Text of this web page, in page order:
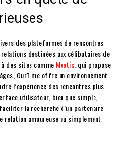
des plateformes de rencontres
destinées aux célibataires de
des sites comme Meetic, qui propose
OurTime offre un environnement
l’expérience des rencontres plus
utilisateur, bien que simple,
la recherche d’un partenaire
relation amoureuse ou simplement